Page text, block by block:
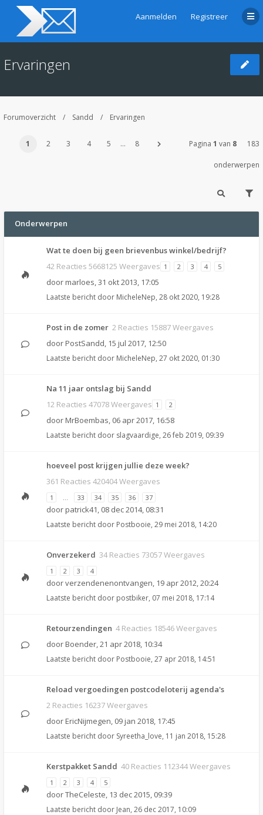
Aanmelden Registreer
Ervaringen
Forumoverzicht Sandd Ervaringen
1 2 3 4 5 … 8 Pagina 1 van 8 183
onderwerpen
Onderwerpen
Wat te doen bij geen brievenbus winkel/bedrijf?
42 Reacties 5668125 Weergaves 1 2 3 4 5
door marloes,31 okt 2013, 17:05
Laatste bericht door MicheleNep, 28 okt 2020, 19:28
Post in de zomer 2 Reacties 15887 Weergaves
door PostSandd, 15 jul 2017, 12:50
Laatste bericht door MicheleNep, 27 okt 2020, 01:30
Na 11 jaar ontslag bij Sandd
12 Reacties 47078 Weergaves 1 2
door MrBoembas, 06 apr 2017, 16:58
Laatste bericht door slagvaardige, 26 feb 2019, 09:39
hoeveel post krijgen jullie deze week?
361 Reacties 420404 Weergaves
1 … 33 34 35 36 37
door patrick41, 08 dec 2014, 08:31
Laatste bericht door Postbooie, 29 mei 2018, 14:20
Onverzekerd 34 Reacties 73057 Weergaves
1 2 3 4
doorverzendenenontvangen, 19 apr 2012, 20:24
Laatste bericht door postbiker, 07 mei 2018, 17:14
Retourzendingen 4 Reacties 18546 Weergaves
door Boender,21 apr 2018, 10:34
Laatste bericht door Postbooie, 27 apr 2018, 14:51
Reload vergoedingen postcodeloterij agenda's
2 Reacties 16237 Weergaves
door EricNijmegen, 09 jan 2018, 17:45
Laatste bericht door Syreetha_love, 11 jan 2018, 15:28
Kerstpakket Sandd 40 Reacties 112344 Weergaves
1 2 3 4 5
doorTheCeleste, 13 dec 2015, 09:39
Laatste bericht door Jean, 26 dec 2017, 10:09